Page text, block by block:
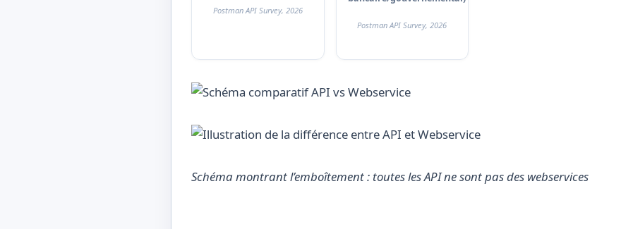
Postman API Survey, 2026
Postman API Survey, 2026
Schéma montrant l’emboîtement : toutes les API ne sont pas des webservices